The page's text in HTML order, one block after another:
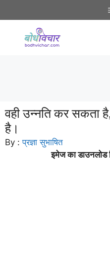
to
वही उन्नति कर सकता
है।
By :प्रज्ञा सुभाषित
इमेज का डाउनलोड